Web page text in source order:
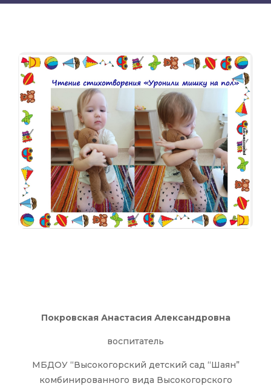
Покровская Анастасия Александровна
воспитатель
МБДОУ “Высокогорский детский сад “Шаян”
комбинированного вида Высокогорского